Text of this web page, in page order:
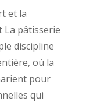
et la
La pâtisserie
discipline
où la
pour
qui